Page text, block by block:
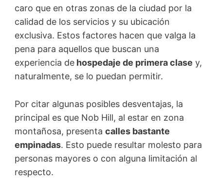
caro que en otras zonas de la ciudad por la
calidad de los servicios y su ubicación
exclusiva. Estos factores hacen que valga la
pena para aquellos que buscan una
experiencia de hospedaje de primera clase y,
naturalmente, se lo puedan permitir.
Por citar algunas posibles desventajas, la
principal es que Nob Hill, al estar en zona
montañosa, presenta calles bastante
empinadas. Esto puede resultar molesto para
personas mayores o con alguna limitación al
respecto.